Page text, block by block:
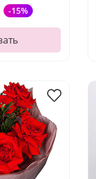
-15%